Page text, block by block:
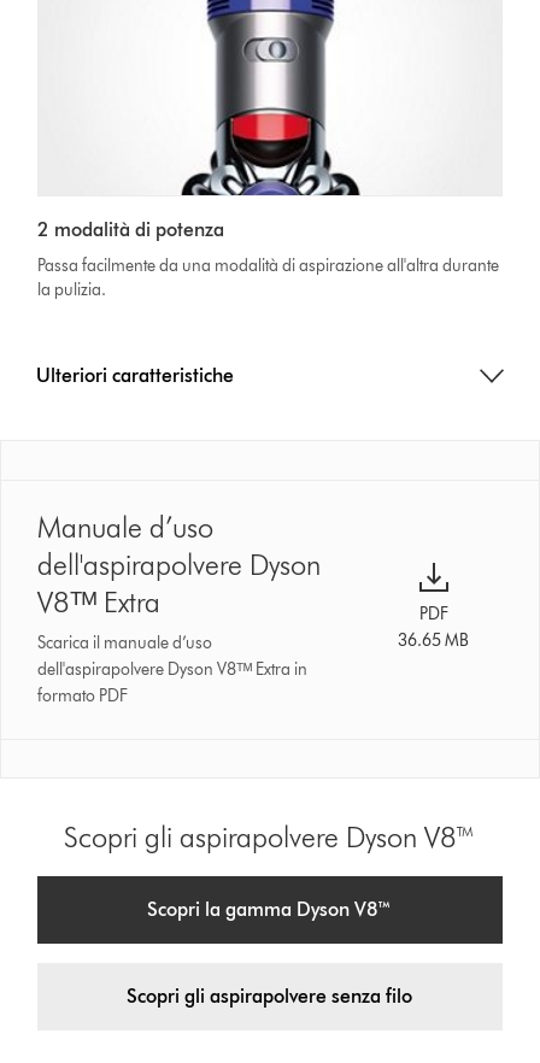
2 modalità di potenza
Passa facilmente da una modalità di aspirazione all'altra durante
la pulizia.
Ulteriori caratteristiche
Manuale d’uso
dell'aspirapolvere Dyson
V8ᵀᴹ Extra
Scarica il manuale d’uso
dell'aspirapolvere Dyson V8ᵀᴹ Extra in
formato PDF
PDF
36.65 MB
Scopri gli aspirapolvere Dyson V8™
Scopri la gamma Dyson V8™
Scopri gli aspirapolvere senza filo